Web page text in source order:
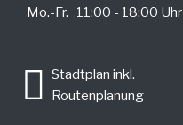
Mo.-Fr. 11:00 - 18:00 Uhr
Stadtplan inkl.
Routenplanung